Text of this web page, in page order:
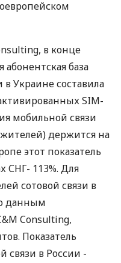
в конце
абонентская база
Украине составила
SIM-
мобильной связи
держится на
этот показатель
СНГ- 113%. Для
сотовой связи в
данным
Consulting,
Показатель
связи в России -